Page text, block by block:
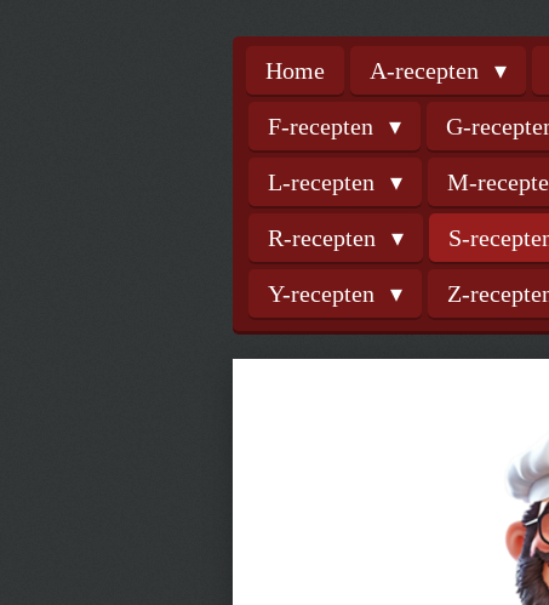
Home A-recepten
F-recepten G-
L-recepten M-
R-recepten S-
Y-recepten Z-